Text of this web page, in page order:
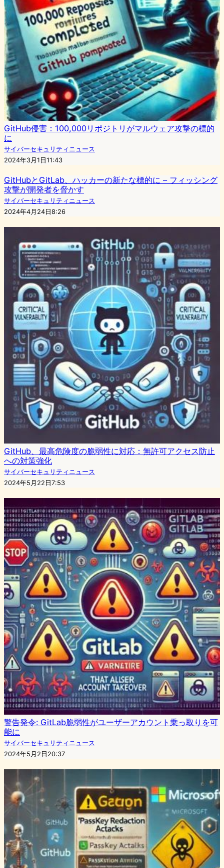
GitHub侵害：100,000リポジトリがマルウェア攻撃の標的
に
サイバーセキュリティニュース
2024年3月1日11:43
GitHubとGitLab、ハッカーの新たな標的に – フィッシング
攻撃が開発者を脅かす
サイバーセキュリティニュース
2024年4月24日8:26
GitHub、最高危険度の脆弱性に対応：無許可アクセス防止
への対策強化
サイバーセキュリティニュース
2024年5月22日7:53
警告発令: GitLab脆弱性がユーザーアカウント乗っ取りを可
能に
サイバーセキュリティニュース
2024年5月2日20:37